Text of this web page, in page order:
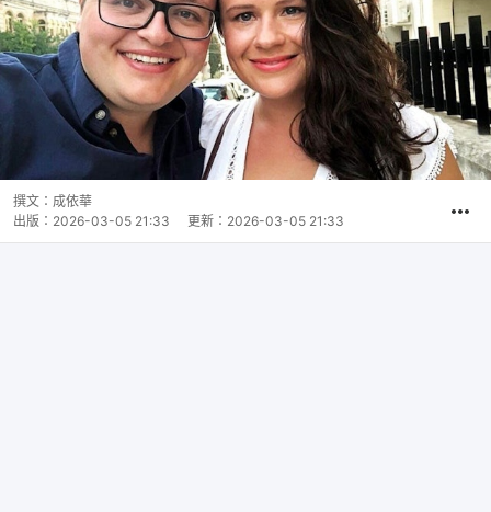
撰文： 成依華
出版： 2026-03-05 21:33 更新： 2026-03-05 21:33